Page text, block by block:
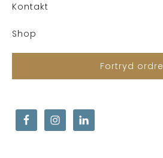
Kontakt
Shop
Fortryd ordre